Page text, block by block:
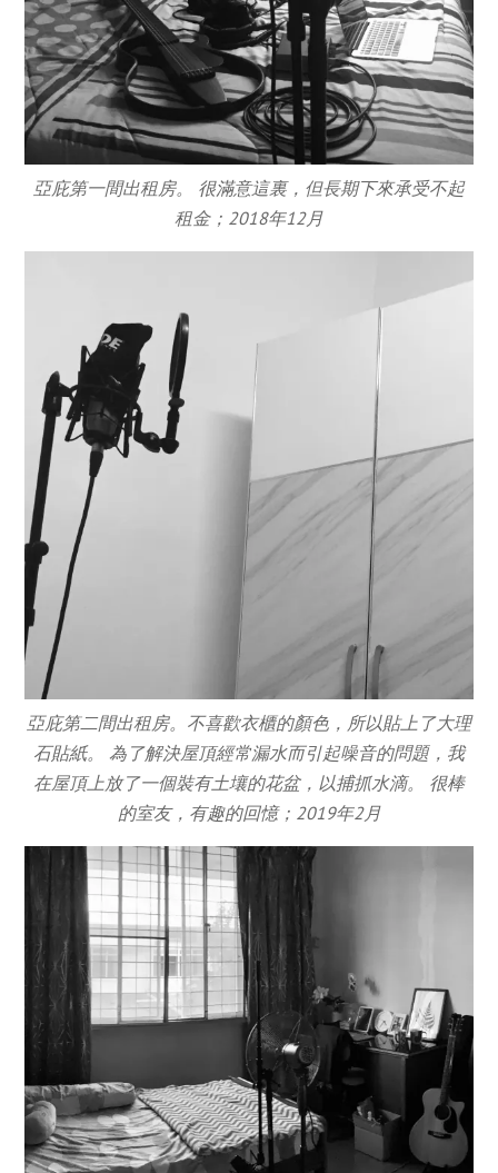
亞庇第一間出租房。 很滿意這裏，但長期下來承受不起
租金；2018年12月
亞庇第二間出租房。不喜歡衣櫃的顏色，所以貼上了大理
石貼紙。 為了解決屋頂經常漏水而引起噪音的問題，我
在屋頂上放了一個裝有土壤的花盆，以捕抓水滴。 很棒
的室友，有趣的回憶；2019年2月